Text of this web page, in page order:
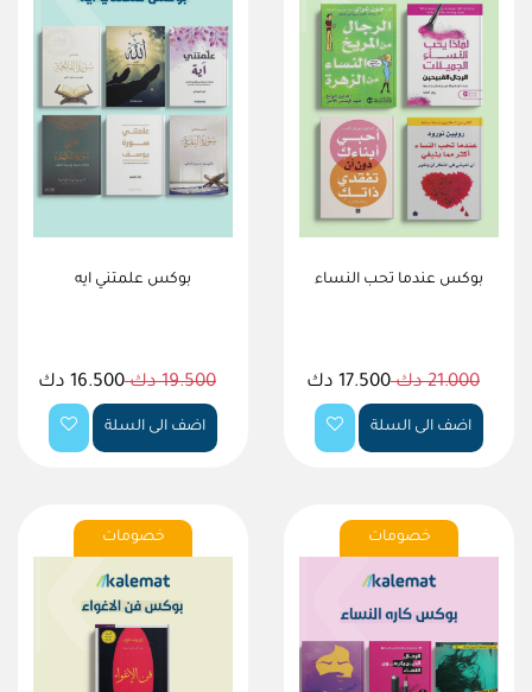
بوكس عندما تحب النساء
21.000 دك 17.500 دك
اضف الى السلة
بوكس علمتني ايه
19.500 دك 16.500 دك
اضف الى السلة
خصومات خصومات